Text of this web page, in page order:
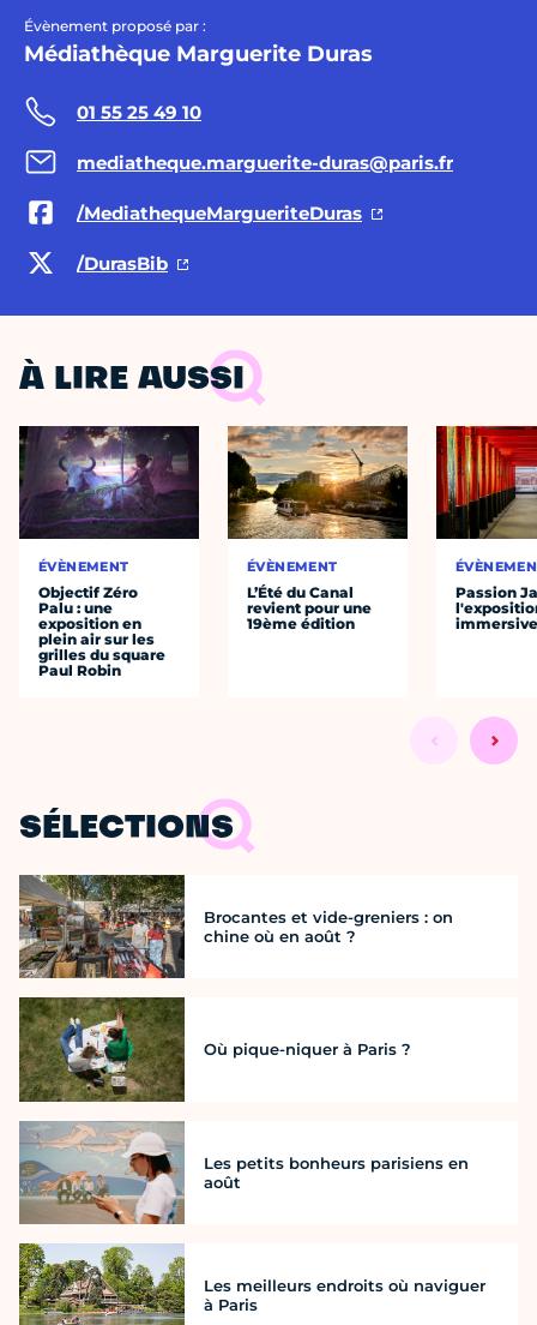
Évènement proposé par :
Médiathèque Marguerite Duras
01 55 25 49 10
mediatheque.marguerite-duras@paris.fr
/MediathequeMargueriteDuras
/DurasBib
À LIRE AUSSI
ÉVÈNEMENT
Objectif Zéro
Palu : une
exposition en
plein air sur les
grilles du square
Paul Robin
ÉVÈNEMENT
L’Été du Canal
revient pour une
19ème édition
Passion
SÉLECTIONS
Brocantes et vide-greniers : on
chine où en août ?
Où pique-niquer à Paris ?
Les petits bonheurs parisiens en
août
Les meilleurs endroits où naviguer
à Paris